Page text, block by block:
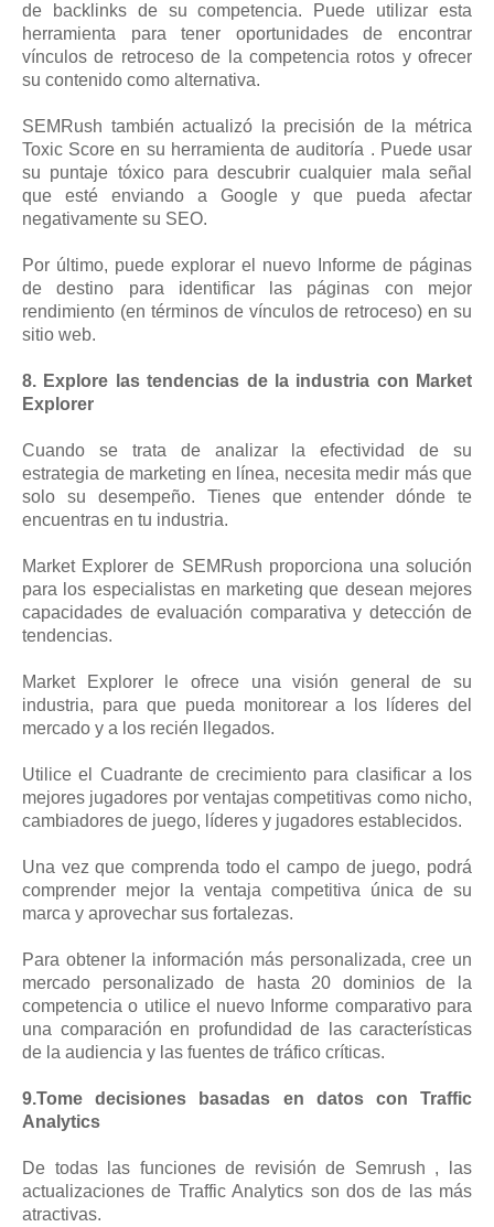
de backlinks de su competencia. Puede utilizar esta
herramienta para tener oportunidades de encontrar
vínculos de retroceso de la competencia rotos y ofrecer
su contenido como alternativa.
SEMRush también actualizó la precisión de la métrica
Toxic Score en su herramienta de auditoría . Puede usar
su puntaje tóxico para descubrir cualquier mala señal
que esté enviando a Google y que pueda afectar
negativamente su SEO.
Por último, puede explorar el nuevo Informe de páginas
de destino para identificar las páginas con mejor
rendimiento (en términos de vínculos de retroceso) en su
sitio web.
8. Explore las tendencias de la industria con Market
Explorer
Cuando se trata de analizar la efectividad de su
estrategia de marketing en línea, necesita medir más que
solo su desempeño. Tienes que entender dónde te
encuentras en tu industria.
Market Explorer de SEMRush proporciona una solución
para los especialistas en marketing que desean mejores
capacidades de evaluación comparativa y detección de
tendencias.
Market Explorer le ofrece una visión general de su
industria, para que pueda monitorear a los líderes del
mercado y a los recién llegados.
Utilice el Cuadrante de crecimiento para clasificar a los
mejores jugadores por ventajas competitivas como nicho,
cambiadores de juego, líderes y jugadores establecidos.
Una vez que comprenda todo el campo de juego, podrá
comprender mejor la ventaja competitiva única de su
marca y aprovechar sus fortalezas.
Para obtener la información más personalizada, cree un
mercado personalizado de hasta 20 dominios de la
competencia o utilice el nuevo Informe comparativo para
una comparación en profundidad de las características
de la audiencia y las fuentes de tráfico críticas.
9.Tome decisiones basadas en datos con Traffic
Analytics
De todas las funciones de revisión de Semrush , las
actualizaciones de Traffic Analytics son dos de las más
atractivas.